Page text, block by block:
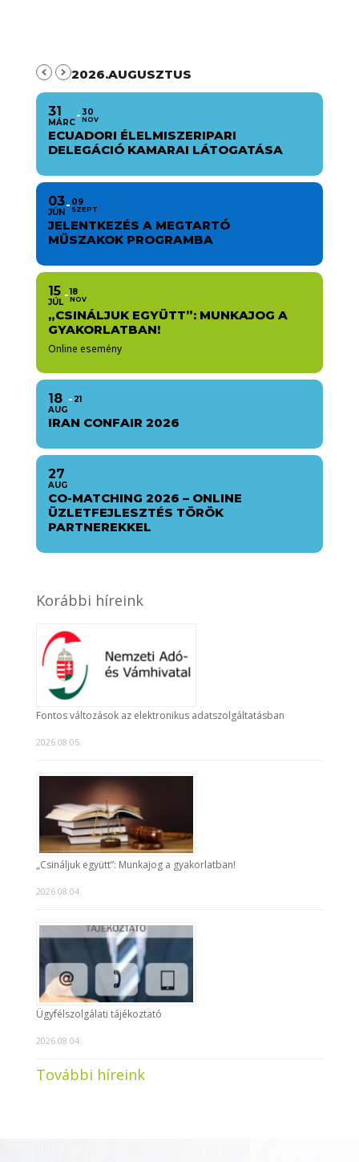
2026.AUGUSZTUS
31
MÁRC
30
NOV
ECUADORI ÉLELMISZERIPARI
DELEGÁCIÓ KAMARAI LÁTOGATÁSA
03
JÚN
09
SZEPT
JELENTKEZÉS A MEGTARTÓ
MŰSZAKOK PROGRAMBA
15
JÚL
18
NOV
„CSINÁLJUK EGYÜTT”: MUNKAJOG A
GYAKORLATBAN!
Online esemény
18
AUG
21
IRAN CONFAIR 2026
27
AUG
CO-MATCHING 2026 – ONLINE
ÜZLETFEJLESZTÉS TÖRÖK
PARTNEREKKEL
Korábbi híreink
Fontos változások az elektronikus adatszolgáltatásban
2026.08.05.
„Csináljuk együtt”: Munkajog a gyakorlatban!
2026.08.04.
Ügyfélszolgálati tájékoztató
2026.08.04.
További híreink